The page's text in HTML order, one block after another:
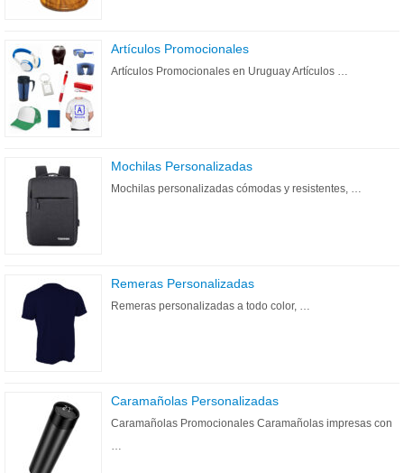
Artículos Promocionales
Artículos Promocionales en Uruguay Artículos …
Mochilas Personalizadas
Mochilas personalizadas cómodas y resistentes, …
Remeras Personalizadas
Remeras personalizadas a todo color, …
Caramañolas Personalizadas
Caramañolas Promocionales Caramañolas impresas con
…